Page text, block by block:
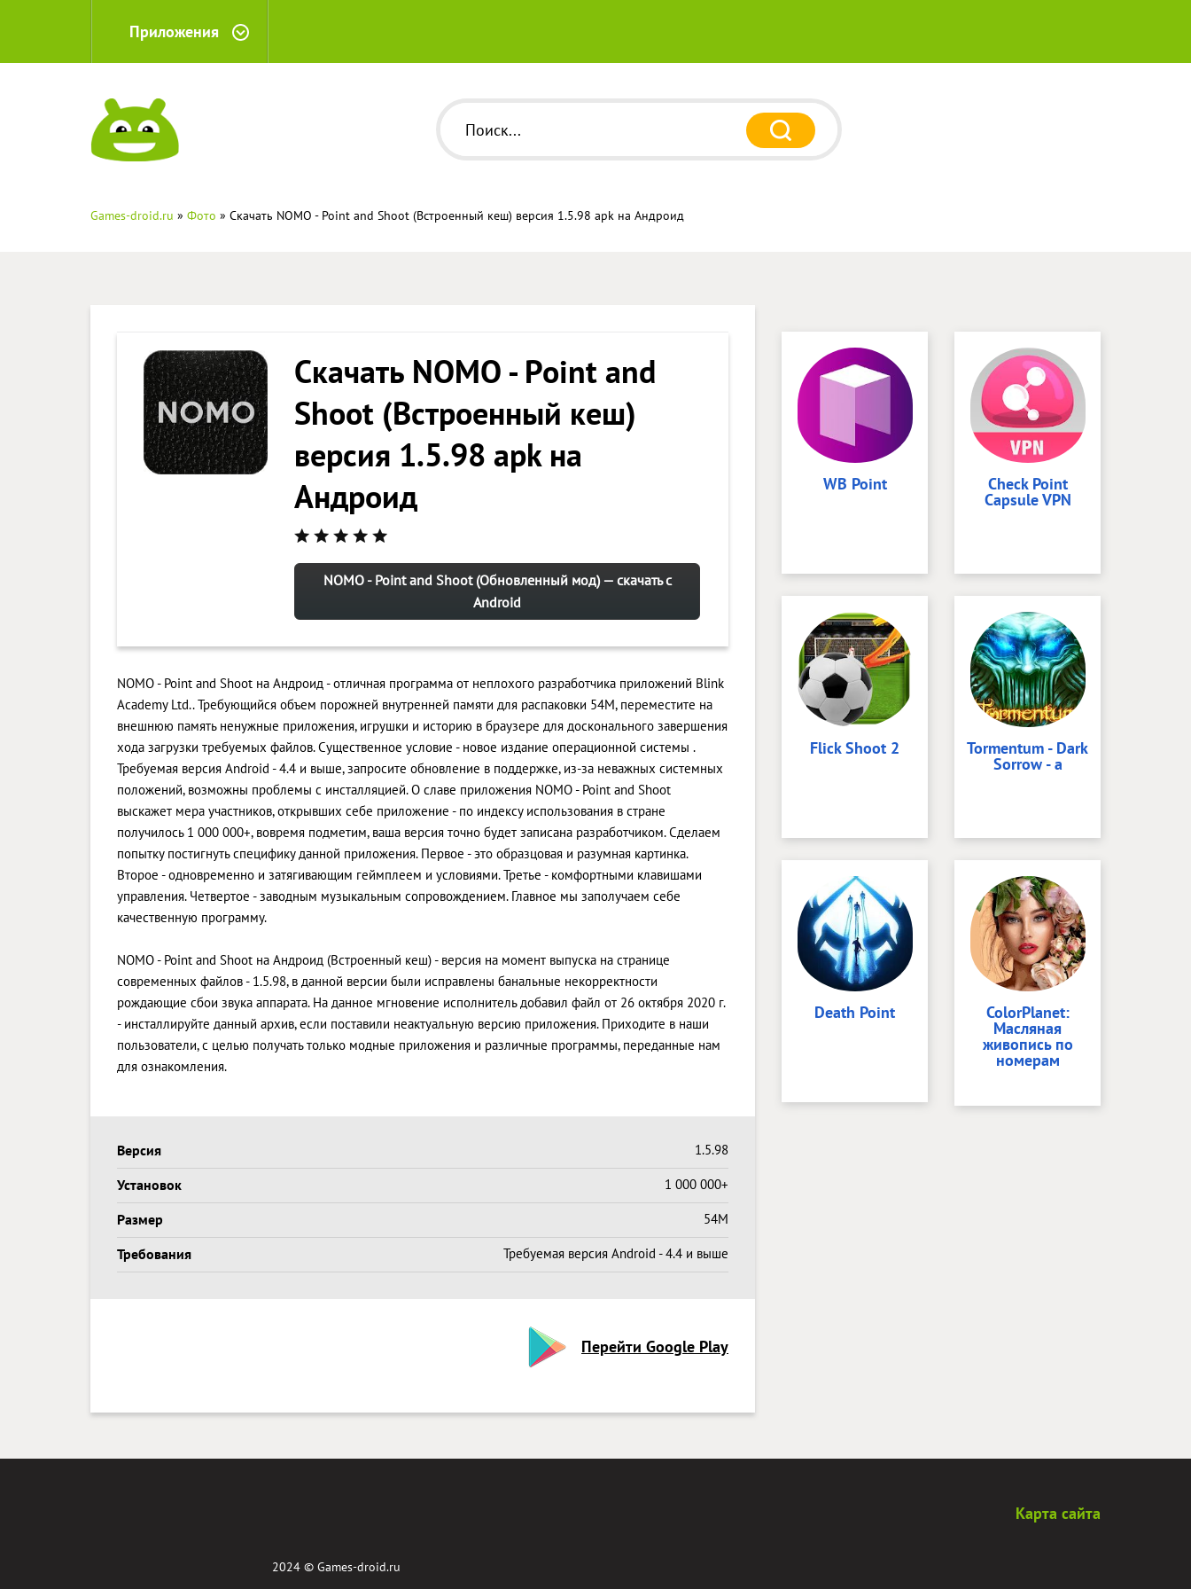
Приложения
Games-droid.ru » Фото » Скачать NOMO - Point and Shoot (Встроенный кеш) версия 1.5.98 apk на Андроид
Скачать NOMO - Point and
Shoot (Встроенный кеш)
версия 1.5.98 apk на
Андроид
NOMO - Point and Shoot (Обновленный мод) — скачать с
Android
NOMO - Point and Shoot на Андроид - отличная программа от неплохого разработчика приложений Blink
Academy Ltd.. Требующийся объем порожней внутренней памяти для распаковки 54M, переместите на
внешнюю память ненужные приложения, игрушки и историю в браузере для досконального завершения
хода загрузки требуемых файлов. Существенное условие - новое издание операционной системы .
Требуемая версия Android - 4.4 и выше, запросите обновление в поддержке, из-за неважных системных
положений, возможны проблемы с инсталляцией. О славе приложения NOMO - Point and Shoot
выскажет мера участников, открывших себе приложение - по индексу использования в стране
получилось 1 000 000+, вовремя подметим, ваша версия точно будет записана разработчиком. Сделаем
попытку постигнуть специфику данной приложения. Первое - это образцовая и разумная картинка.
Второе - одновременно и затягивающим геймплеем и условиями. Третье - комфортными клавишами
управления. Четвертое - заводным музыкальным сопровождением. Главное мы заполучаем себе
качественную программу.
NOMO - Point and Shoot на Андроид (Встроенный кеш) - версия на момент выпуска на странице
современных файлов - 1.5.98, в данной версии были исправлены банальные некорректности
рождающие сбои звука аппарата. На данное мгновение исполнитель добавил файл от 26 октября 2020 г.
- инсталлируйте данный архив, если поставили неактуальную версию приложения. Приходите в наши
пользователи, с целью получать только модные приложения и различные программы, переданные нам
для ознакомления.
Версия 1.5.98
Установок 1 000 000+
Размер 54M
Требования Требуемая версия Android - 4.4 и выше
Перейти Google Play
WB Point Check Point
Capsule VPN
Flick Shoot 2 Tormentum - Dark
Sorrow - a
Death Point ColorPlanet:
Масляная
живопись по
номерам
Карта сайта
2024 © Games-droid.ru